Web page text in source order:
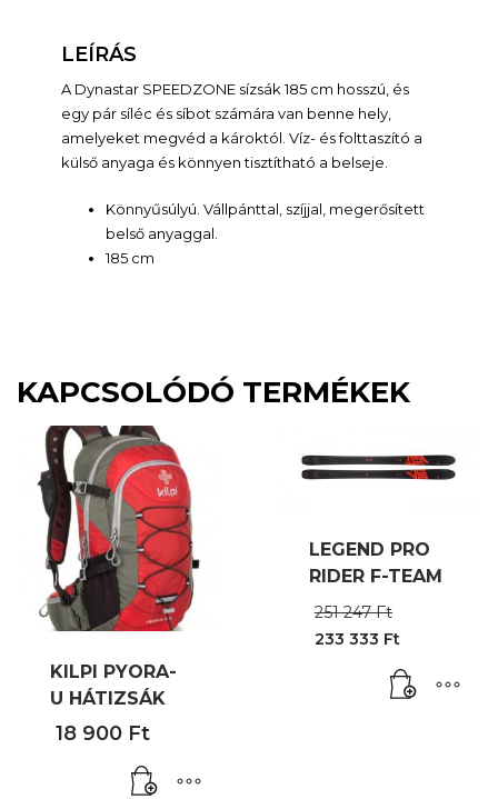
LEÍRÁS
A Dynastar SPEEDZONE sízsák 185 cm hosszú, és
egy pár síléc és síbot számára van benne hely,
amelyeket megvéd a károktól. Víz- és folttaszító a
külső anyaga és könnyen tisztítható a belseje.
Könnyűsúlyú. Vállpánttal, szíjjal, megerősített
belső anyaggal.
185 cm
KAPCSOLÓDÓ TERMÉKEK
KILPI PYORA-
U HÁTIZSÁK
18 900 Ft
LEGEND PRO
RIDER F-TEAM
251 247Ft
247 Ft.
233 333 Ft